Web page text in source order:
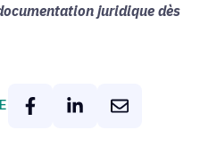
juridique dès